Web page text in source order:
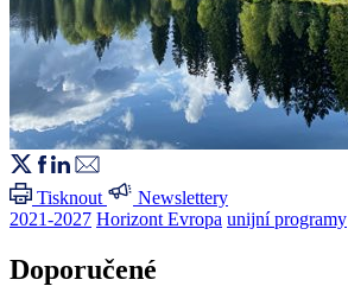
Tisknout
Newslettery
2021-2027 Horizont Evropa unijní programy
Doporučené